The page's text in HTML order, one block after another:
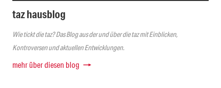
taz hausblog
Wie tickt die taz? Das Blog aus der und über die taz mit Einblicken,
Kontroversen und aktuellen Entwicklungen.
mehr über diesen blog